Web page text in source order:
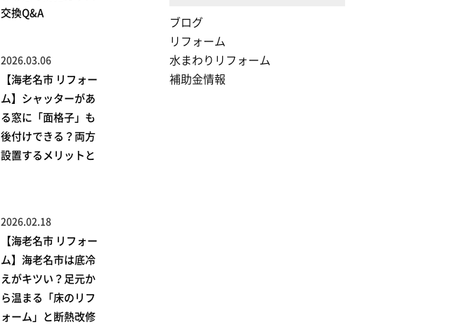
交換Q&A
2026.03.06
【海老名市 リフォー
ム】シャッターがあ
る窓に「面格子」も
後付けできる？両方
設置するメリットと
2026.02.18
【海老名市 リフォー
ム】海老名市は底冷
えがキツい？足元か
ら温まる「床のリフ
ォーム」と断熱改修
ブログ
リフォーム
水まわりリフォーム
補助金情報